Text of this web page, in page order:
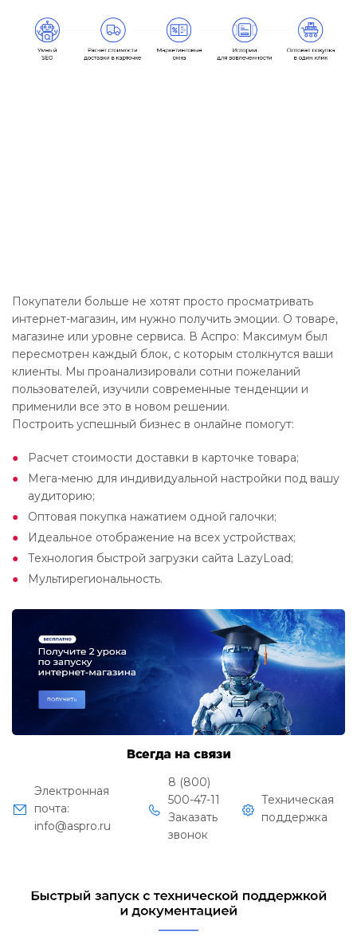
Покупатели больше не хотят просто просматривать
интернет-магазин, им нужно получить эмоции. О товаре,
магазине или уровне сервиса. В Аспро: Максимум был
пересмотрен каждый блок, с которым столкнутся ваши
клиенты. Мы проанализировали сотни пожеланий
пользователей, изучили современные тенденции и
применили все это в новом решении.
Построить успешный бизнес в онлайне помогут:
Расчет стоимости доставки в карточке товара;
Мега-меню для индивидуальной настройки под вашу
аудиторию;
Оптовая покупка нажатием одной галочки;
Идеальное отображение на всех устройствах;
Технология быстрой загрузки сайта LazyLoad;
Мультирегиональность.
Электронная
почта:
info@aspro.ru
8 (800)
500-47-11
Заказать
звонок
Техническая
поддержка